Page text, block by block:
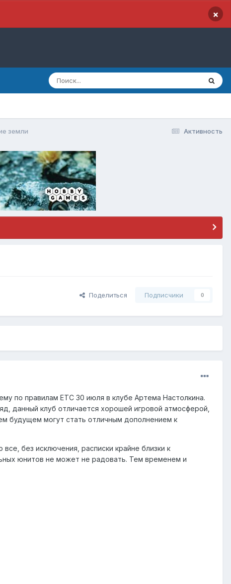
×
Активность
земли
Поделиться Подписчики 0
по правилам ЕТС 30 июля в клубе Артема Настолкина.
данный клуб отличается хорошей игровой атмосферой,
будущем могут стать отличным дополнением к
без исключения, расписки крайне близки к
юнитов не может не радовать. Тем временем и